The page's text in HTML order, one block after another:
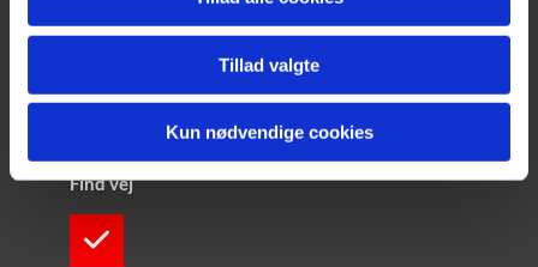
Tillad valgte
Kun nødvendige cookies
Kontakt
Kirkekontoret
Kirkegårdene
Find vej